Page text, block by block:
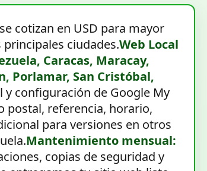
cotizan en USD para mayor
ciudades.Web Local
Caracas, Maracay,
Porlamar, San Cristóbal,
y configuración de Google My
postal, referencia, horario,
para versiones en otros
Mantenimiento mensual:
copias de seguridad y